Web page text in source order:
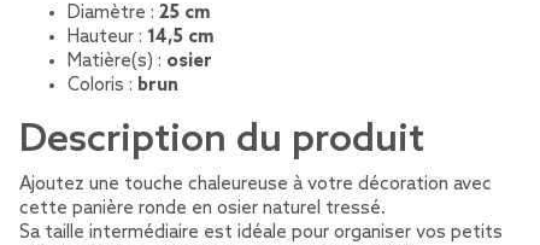
Diamètre : 25 cm
Hauteur : 14,5 cm
Matière(s) : osier
Coloris : brun
Description du produit
Ajoutez une touche chaleureuse à votre décoration avec
cette panière ronde en osier naturel tressé.
Sa taille intermédiaire est idéale pour organiser vos petits